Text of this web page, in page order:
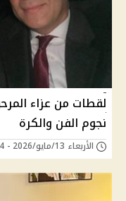
لقطات من عزاء
نجوم الفن والكرة
الأربعاء 13/مايو/2026 - 09:24 م